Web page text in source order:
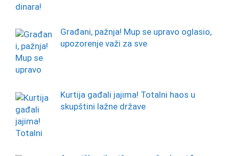
Građani, pažnja! Mup se upravo oglasio,
upozorenje važi za sve
Kurtija gađali jajima! Totalni haos u
skupštini lažne države